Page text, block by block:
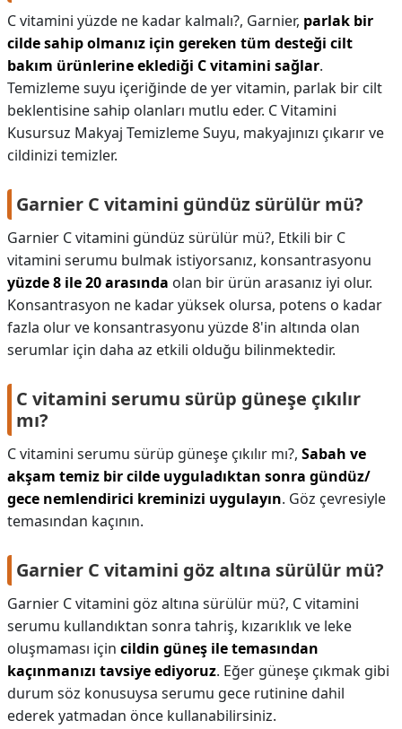
C vitamini yüzde ne kadar kalmalı?, Garnier, parlak bir
cilde sahip olmanız için gereken tüm desteği cilt
bakım ürünlerine eklediği C vitamini sağlar.
Temizleme suyu içeriğinde de yer vitamin, parlak bir cilt
beklentisine sahip olanları mutlu eder. C Vitamini
Kusursuz Makyaj Temizleme Suyu, makyajınızı çıkarır ve
cildinizi temizler.
Garnier C vitamini gündüz sürülür mü?
Garnier C vitamini gündüz sürülür mü?, Etkili bir C
vitamini serumu bulmak istiyorsanız, konsantrasyonu
yüzde 8 ile 20 arasında olan bir ürün arasanız iyi olur.
Konsantrasyon ne kadar yüksek olursa, potens o kadar
fazla olur ve konsantrasyonu yüzde 8'in altında olan
serumlar için daha az etkili olduğu bilinmektedir.
C vitamini serumu sürüp güneşe çıkılır
mı?
C vitamini serumu sürüp güneşe çıkılır mı?, Sabah ve
akşam temiz bir cilde uyguladıktan sonra gündüz/
gece nemlendirici kreminizi uygulayın. Göz çevresiyle
temasından kaçının.
Garnier C vitamini göz altına sürülür mü?
Garnier C vitamini göz altına sürülür mü?, C vitamini
serumu kullandıktan sonra tahriş, kızarıklık ve leke
oluşmaması için cildin güneş ile temasından
kaçınmanızı tavsiye ediyoruz. Eğer güneşe çıkmak gibi
durum söz konusuysa serumu gece rutinine dahil
ederek yatmadan önce kullanabilirsiniz.